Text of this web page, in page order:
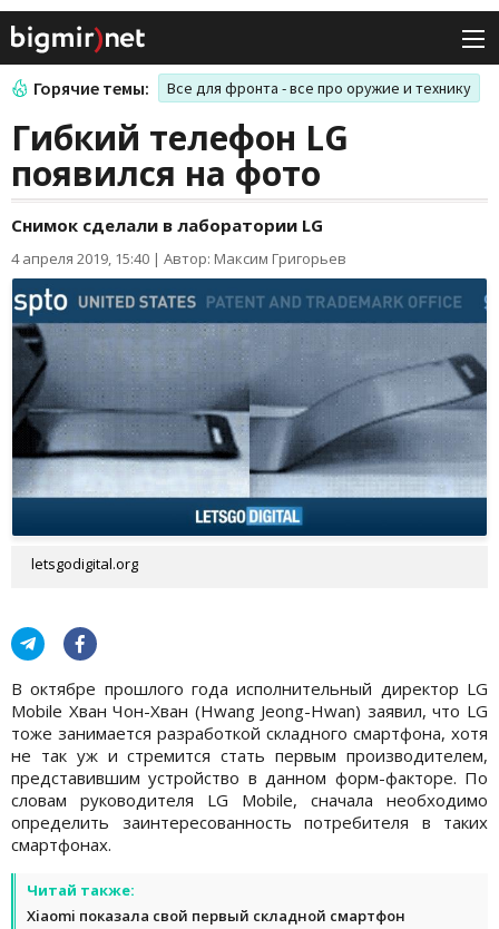
Горячие темы: Все для фронта - все про оружие и технику
Гибкий телефон LG
появился на фото
Снимок сделали в лаборатории LG
4 апреля 2019, 15:40 | Автор: Максим Григорьев
letsgodigital.org
В октябре прошлого года исполнительный директор LG
Mobile Хван Чон-Хван (Hwang Jeong-Hwan) заявил, что LG
тоже занимается разработкой складного смартфона, хотя
не так уж и стремится стать первым производителем,
представившим устройство в данном форм-факторе. По
словам руководителя LG Mobile, сначала необходимо
определить заинтересованность потребителя в таких
смартфонах.
Читай также:
Xiaomi показала свой первый складной смартфон